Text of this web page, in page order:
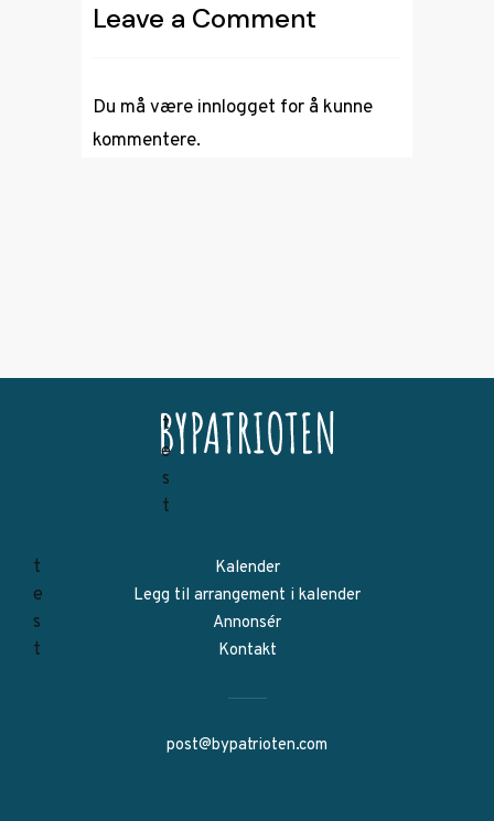
Leave a Comment
Du må være innlogget for å kunne
kommentere.
Kalender
Legg til arrangement i kalender
Annonsér
Kontakt
post@bypatrioten.com